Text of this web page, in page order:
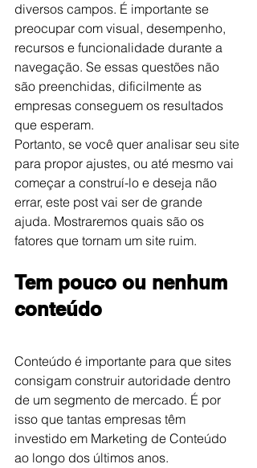
diversos campos. É importante se
preocupar com visual, desempenho,
recursos e funcionalidade durante a
navegação. Se essas questões não
são preenchidas, dificilmente as
empresas conseguem os resultados
que esperam.
Portanto, se você quer analisar seu site
para propor ajustes, ou até mesmo vai
começar a construí-lo e deseja não
errar, este post vai ser de grande
ajuda. Mostraremos quais são os
fatores que tornam um site ruim.
Tem pouco ou nenhum
conteúdo
Conteúdo é importante para que sites
consigam construir autoridade dentro
de um segmento de mercado. É por
isso que tantas empresas têm
investido em Marketing de Conteúdo
ao longo dos últimos anos.